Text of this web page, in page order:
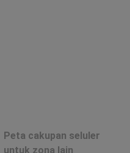
Peta cakupan seluler
untuk zona lain